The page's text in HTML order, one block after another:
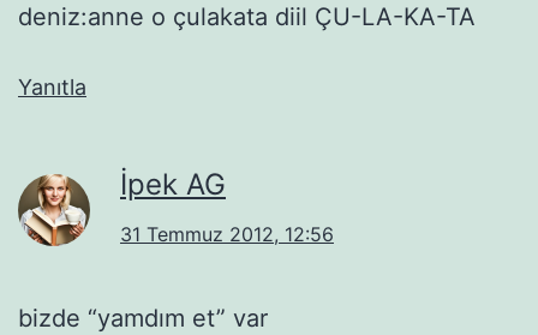
deniz:anne o çulakata diil ÇU-LA-KA-TA
Yanıtla
İpek AG
31 Temmuz 2012, 12:56
bizde “yamdım et” var